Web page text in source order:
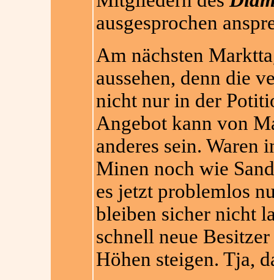
ausgesprochen
Am nächsten
aussehen, denn die
nicht nur in der
Angebot kann von
anderes sein. Waren
Minen noch wie
es jetzt problemlos
bleiben sicher nicht
schnell neue
Höhen steigen. Tja,